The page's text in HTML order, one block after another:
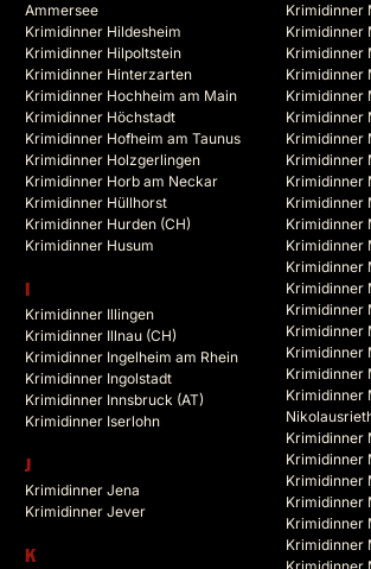
Ammersee
Krimidinner Hildesheim
Krimidinner Hilpoltstein
Krimidinner Hinterzarten
Krimidinner Hochheim am Main
Krimidinner Höchstadt
Krimidinner Hofheim am Taunus
Krimidinner Holzgerlingen
Krimidinner Horb am Neckar
Krimidinner Hüllhorst
Krimidinner Hurden (CH)
Krimidinner Husum
Krimidinner Illingen
Krimidinner Illnau (CH)
Krimidinner Ingelheim am Rhein
Krimidinner Ingolstadt
Krimidinner Innsbruck (AT)
Krimidinner Iserlohn
J
Krimidinner Jena
Krimidinner Jever
K
Krimidinner
Krimidinner
Krimidinner
Krimidinner
Krimidinner
Krimidinner
Krimidinner
Krimidinner
Krimidinner
Krimidinner
Krimidinner
Krimidinner
Krimidinner
Krimidinner
Krimidinner
Krimidinner
Krimidinner
Krimidinner
Krimidinner
Krimidinner
Krimidinner
Krimidinner
Krimidinner
Krimidinner
Krimidinner